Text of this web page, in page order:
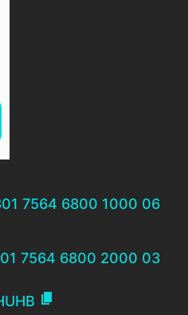
7564 6800 1000 06
7564 6800 2000 03
